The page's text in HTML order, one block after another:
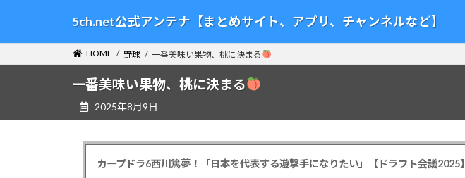
テ
ゲ
5ch.net公式アンテナ【まとめサイト、アプリ、チャンネルなど】
HOME 野球 一番美味い果物、桃に決まる
一番美味い果物、桃に決まる
2025年8月9日
カープドラ6西川篤夢！「日本を代表する遊撃手になりたい」【ドラフト会議2025】